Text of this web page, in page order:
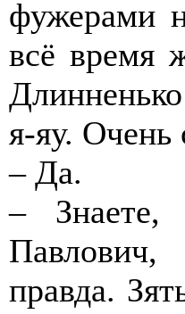
фужерами
всё время
я-яу.
– Да.
– Знаете,
правда.